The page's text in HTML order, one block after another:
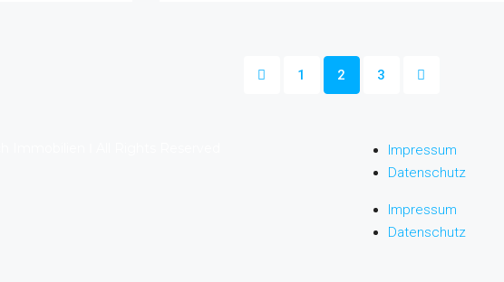
1 2 3
Impressum
Datenschutz
Impressum
Datenschutz